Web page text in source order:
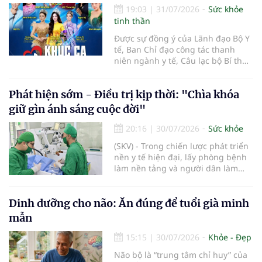
của người bệnh.
19:03 | 31/07/2026
Sức khỏe
tinh thần
Được sự đồng ý của Lãnh đạo Bộ Y
tế, Ban Chỉ đạo công tác thanh
niên ngành y tế, Câu lạc bộ Bí thư
ngành y tế chính thức khởi động
hành trình nghệ thuật thiện
nguyện vì cộng đồng mang tên
"Khúc ca Blouse trắng". Sự kiện mở
14h00, thứ Ba, ngày 04/8/2026 tại
Bệnh viện Bạch Mai cơ sở Ninh
Bình.
Phát hiện sớm - Điều trị kịp thời: "Chìa khóa
giữ gìn ánh sáng cuộc đời"
20:16 | 30/07/2026
Sức khỏe
(SKV) - Trong chiến lược phát triển
nền y tế hiện đại, lấy phòng bệnh
làm nền tảng và người dân làm
chỉ giúp bảo tồn thị lực mà còn
góp phần nâng cao chất lượng
định hướng phát triển đồng bộ về
chuyên môn, công nghệ và chất
lượng dịch vụ, Bệnh viện Mắt Hải
Dinh dưỡng cho não: Ăn đúng để tuổi già minh
mẫn
15:15 | 30/07/2026
Khỏe - Đẹp
Não bộ là “trung tâm chỉ huy” của